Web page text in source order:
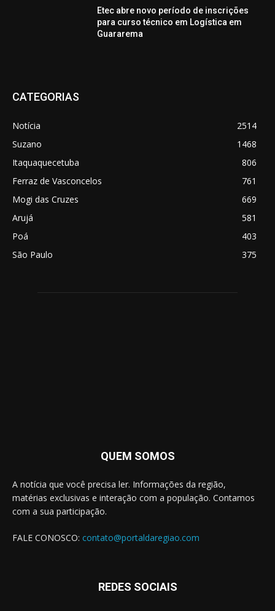
Etec abre novo período de inscrições
para curso técnico em Logística em
Guararema
CATEGORIAS
Notícia
2514
Suzano
1468
Itaquaquecetuba
806
Ferraz de Vasconcelos
761
Mogi das Cruzes
669
Arujá
581
Poá
403
São Paulo
375
QUEM SOMOS
A notícia que você precisa ler. Informações da região,
matérias exclusivas e interação com a população. Contamos
com a sua participação.
FALE CONOSCO: contato@portaldaregiao.com
REDES SOCIAIS